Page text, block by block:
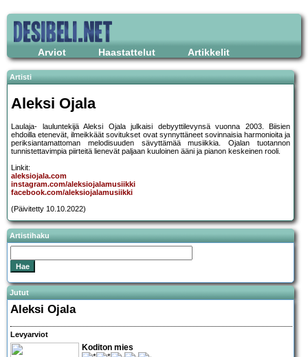
Arviot Haastattelut Artikkelit
Artisti
Aleksi Ojala
Laulaja- lauluntekijä Aleksi Ojala julkaisi debyyttilevynsä vuonna 2003. Biisien
ehdoilla etenevät, ilmeikkäät sovitukset ovat synnyttäneet sovinnaisia harmonioita ja
periksiantamattoman melodisuuden sävyttämää musiikkia. Ojalan tuotannon
tunnistettavimpia piirteitä lienevät paljaan kuuloinen ääni ja pianon keskeinen rooli.
Linkit:
aleksiojala.com
instagram.com/aleksiojalamusiikki
facebook.com/aleksiojalamusiikki
(Päivitetty 10.10.2022)
Artistihaku
Jutut
Aleksi Ojala
Levyarviot
Koditon mies